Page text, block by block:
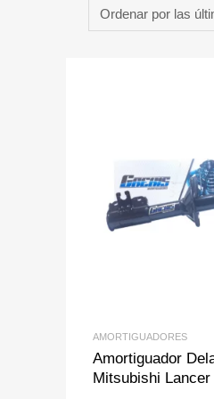
AMORTIGUADORES
Amortiguador
Mitsubishi Lancer